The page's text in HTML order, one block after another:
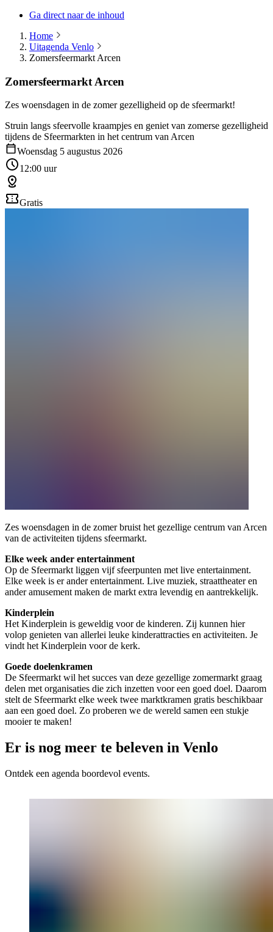
Ga direct naar de inhoud
Home
Uitagenda Venlo
Zomersfeermarkt Arcen
Zomersfeermarkt Arcen
Zes woensdagen in de zomer gezelligheid op de sfeermarkt!
Struin langs sfeervolle kraampjes en geniet van zomerse gezelligheid
tijdens de Sfeermarkten in het centrum van Arcen
Woensdag 5 augustus 2026
12:00 uur
Gratis
Zes woensdagen in de zomer bruist het gezellige centrum van Arcen
van de activiteiten tijdens sfeermarkt.
Elke week ander entertainment
Op de Sfeermarkt liggen vijf sfeerpunten met live entertainment.
Elke week is er ander entertainment. Live muziek, straattheater en
ander amusement maken de markt extra levendig en aantrekkelijk.
Kinderplein
Het Kinderplein is geweldig voor de kinderen. Zij kunnen hier
volop genieten van allerlei leuke kinderattracties en activiteiten. Je
vindt het Kinderplein voor de kerk.
Goede doelenkramen
De Sfeermarkt wil het succes van deze gezellige zomermarkt graag
delen met organisaties die zich inzetten voor een goed doel. Daarom
stelt de Sfeermarkt elke week twee marktkramen gratis beschikbaar
aan een goed doel. Zo proberen we de wereld samen een stukje
mooier te maken!
Er is nog meer te beleven in Venlo
Ontdek een agenda boordevol events.